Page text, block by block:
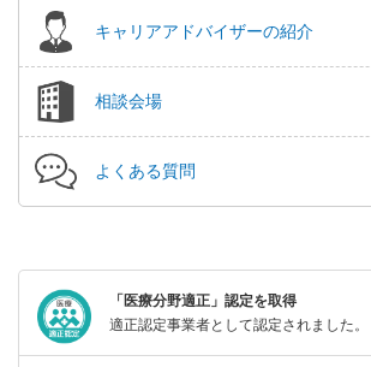
キャリアアドバイザーの紹介
相談会場
よくある質問
「医療分野適正」認定を取得
適正認定事業者として認定されました。